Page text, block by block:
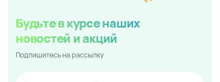
Будьте в курсе наших
новостей и акций
Подпишитесь на рассылку